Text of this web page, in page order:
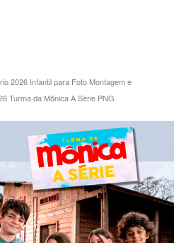
2026 Infantil para Foto Montagem e
Turma da Mônica A Série PNG